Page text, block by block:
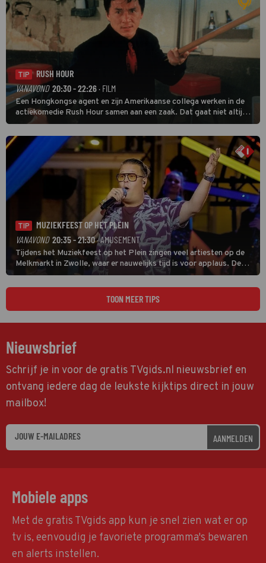
TIP
RUSH HOUR
VANAVOND 20:30 - 22:26 · FILM
Een Hongkongse agent en zijn Amerikaanse collega werken in de
actiekomedie Rush Hour samen aan een zaak. Dat gaat niet altijd
van een leien dakje.
TIP
MUZIEKFEEST OP HET PLEIN
VANAVOND 20:35 - 21:30· AMUSEMENT
Tijdens het Muziekfeest op het Plein zingen veel artiesten op de
Melkmarkt in Zwolle, waar er nauwelijks tijd is voor applaus. De
grootste namen zijn André Hazes, Jannes, René Froger en
natuurlijk Rutger van Barneveld met zijn hit Zwoele Zomernachten.
TOON MEER TIPS
Nieuwsbrief
Schrijf je in voor de gratis TVgids.nl nieuwsbrief en
ontvang iedere dag de leukste kijktips direct in jouw
mailbox!
AANMELDEN
Mobiele apps
Met de gratis TVgids app kun je snel zien wat er op
tv is, eenvoudig je favoriete programma's bewaren
en alerts instellen.